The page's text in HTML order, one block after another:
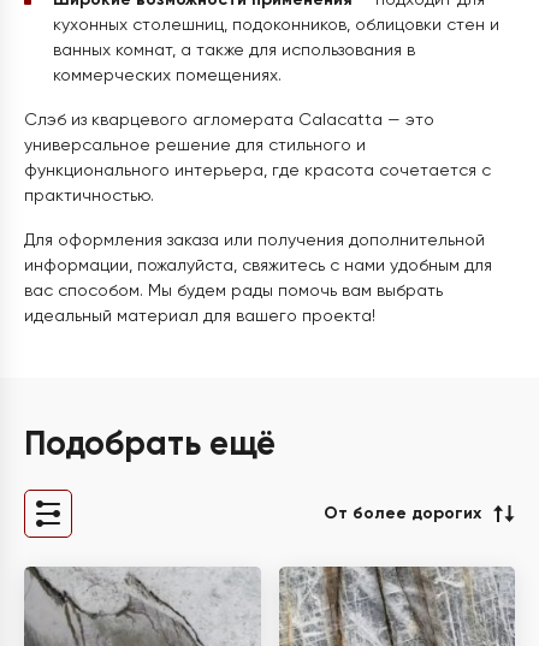
кухонных столешниц, подоконников, облицовки стен и
ванных комнат, а также для использования в
коммерческих помещениях.
Слэб из кварцевого агломерата Calacatta — это
универсальное решение для стильного и
функционального интерьера, где красота сочетается с
практичностью.
Для оформления заказа или получения дополнительной
информации, пожалуйста, свяжитесь с нами удобным для
вас способом. Мы будем рады помочь вам выбрать
идеальный материал для вашего проекта!
Подобрать ещё
От более дорогих